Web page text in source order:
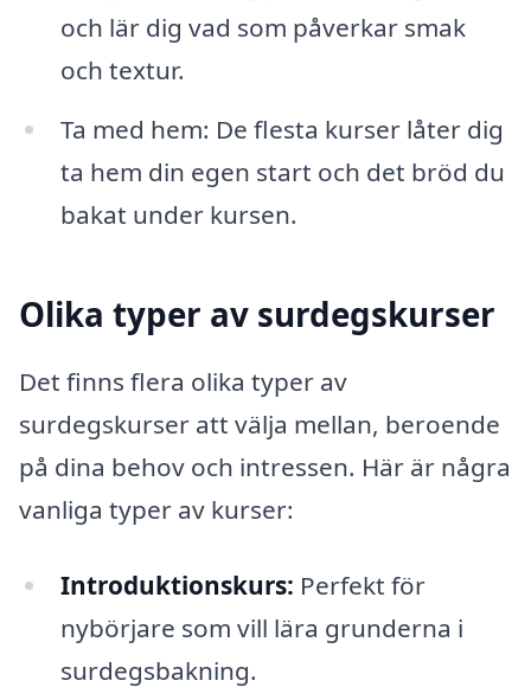
och lär dig vad som påverkar smak
och textur.
Ta med hem: De flesta kurser låter dig
ta hem din egen start och det bröd du
bakat under kursen.
Olika typer av surdegskurser
Det finns flera olika typer av
surdegskurser att välja mellan, beroende
på dina behov och intressen. Här är några
vanliga typer av kurser:
Introduktionskurs: Perfekt för
nybörjare som vill lära grunderna i
surdegsbakning.